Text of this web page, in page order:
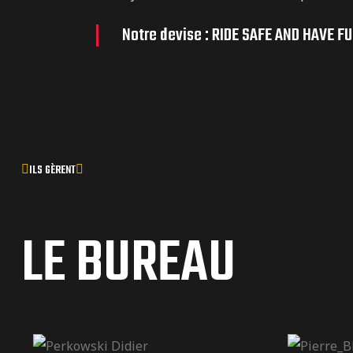
Notre devise : RIDE SAFE AND HAVE
ILS GÈRENT
LE BUREAU